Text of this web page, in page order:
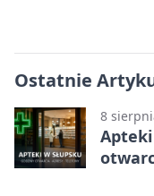
Ostatnie
8
Apteki